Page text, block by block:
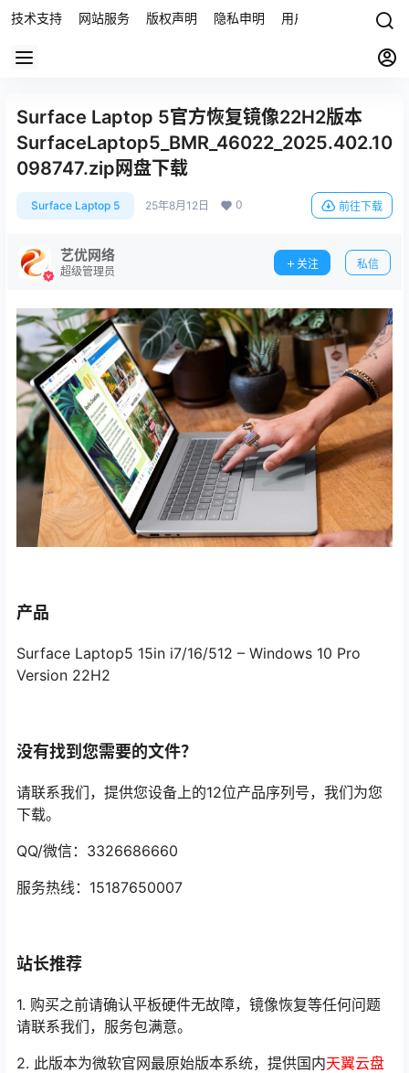
技术支持 网站服务 版权声明 隐私申明 用户协议 联系我们
Surface Laptop 5官方恢复镜像22H2版本
SurfaceLaptop5_BMR_46022_2025.402.10
098747.zip网盘下载
Surface Laptop 5 25年8月12日 0 前往下载
艺优网络
超级管理员
关注 私信
产品
Surface Laptop5 15in i7/16/512 – Windows 10 Pro
Version 22H2
没有找到您需要的文件？
请联系我们，提供您设备上的12位产品序列号，我们为您
下载。
QQ/微信：3326686660
服务热线：15187650007
站长推荐
1. 购买之前请确认平板硬件无故障，镜像恢复等任何问题
请联系我们，服务包满意。
2. 此版本为微软官网最原始版本系统，提供国内天翼云盘